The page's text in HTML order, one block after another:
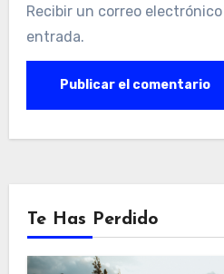
Recibir un correo
entrada.
Te Has Perdido